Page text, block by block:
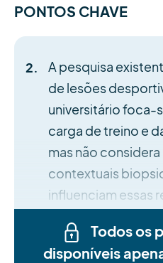
PONTOS CHAVE
A pesquisa
de lesões
universitário foca-
carga de treino e
mas não
contextuais
influenciam essas
Todos os
disponíveis